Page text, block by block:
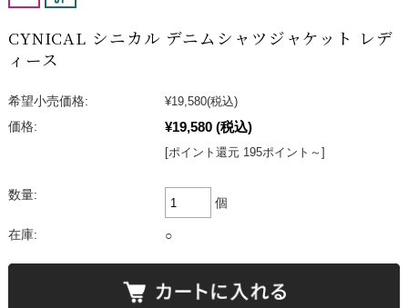
CYNICAL シニカル デニムシャツジャケット レデ
ィース
希望小売価格: ¥19,580(税込)
価格:
¥19,580 (税込)
[ポイント還元 195ポイント～]
数量:
個
在庫: ○